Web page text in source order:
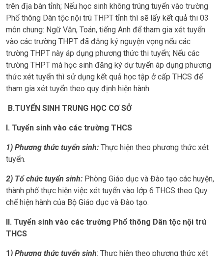
trên địa bàn tỉnh; Nếu học sinh không trúng tuyển vào trường
Phổ thông Dân tộc nội trú THPT tỉnh thì sẽ lấy kết quả thi 03
môn chung: Ngữ Văn, Toán, tiếng Anh để tham gia xét tuyển
vào các trường THPT đã đăng ký nguyện vọng nếu các
trường THPT này áp dụng phương thức thi tuyển; Nếu các
trường THPT mà học sinh đăng ký dự tuyển áp dụng phương
thức xét tuyển thì sử dụng kết quả học tập ở cấp THCS để
tham gia xét tuyển theo quy định hiện hành.
B.TUYỂN SINH TRUNG HỌC CƠ SỞ
I. Tuyển sinh vào các trường THCS
1) Phương thức tuyển sinh: Thực hiện theo phương thức xét
tuyển.
2) Tổ chức tuyển sinh: Phòng Giáo dục và Đào tạo các huyện,
thành phố thực hiện việc xét tuyển vào lớp 6 THCS theo Quy
chế hiện hành của Bộ Giáo dục và Đào tạo.
II. Tuyển sinh vào các trường Phổ thông Dân tộc nội trú
THCS
1 ) Phương thức tuyển sinh: Thực hiện theo phương thức xét